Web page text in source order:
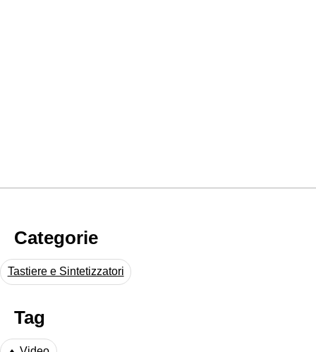
Categorie
Tastiere e Sintetizzatori
Tag